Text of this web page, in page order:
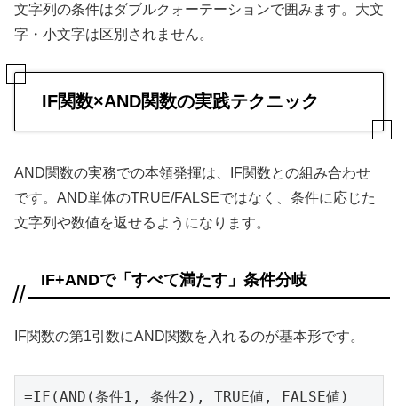
文字列の条件はダブルクォーテーションで囲みます。大文
字・小文字は区別されません。
IF関数×AND関数の実践テクニック
AND関数の実務での本領発揮は、IF関数との組み合わせ
です。AND単体のTRUE/FALSEではなく、条件に応じた
文字列や数値を返せるようになります。
IF+ANDで「すべて満たす」条件分岐
IF関数の第1引数にAND関数を入れるのが基本形です。
=IF(AND(条件1, 条件2), TRUE値, FALSE値)